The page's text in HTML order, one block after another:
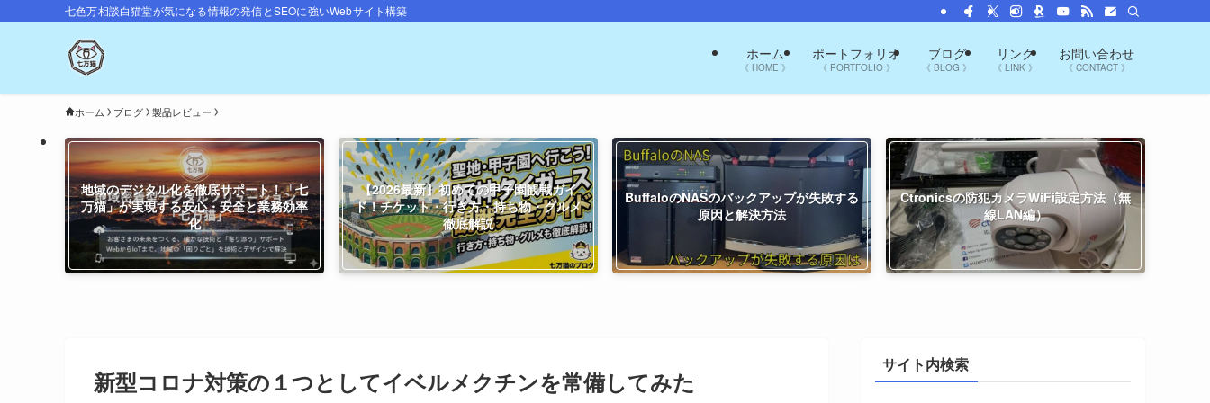
七色万相談白猫堂が気になる情報の発信とSEOに強いWebサイト構築
ホーム
《 HOME 》
ポートフォリオ
《 PORTFOLIO 》
ブログ
《 BLOG 》
リンク
《 LINK 》
お問い合わせ
《 CONTACT 》
ホーム ブログ 製品レビュー
地域のデジタル化を徹底サポート！「七
万猫」が実現する安心・安全と業務効率
化
【2026最新】初めての甲子園観戦ガイ
ド！チケット・行き方・持ち物・グルメ
徹底解説
BuffaloのNASのバックアップが失敗する
原因と解決方法
Ctronicsの防犯カメラWiFi設定方法（無
線LAN編）
新型コロナ対策の１つとしてイベルメクチンを常備してみた
サイト内検索